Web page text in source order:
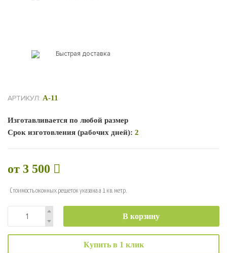
Быстрая доставка
АРТИКУЛ: А-11
Изготавливается по любой размер
Срок изготовления (рабочих дней): 2
от 3 500
Стоимость оконных решеток указана а 1 кв. метр.
В корзину
Купить в 1 клик